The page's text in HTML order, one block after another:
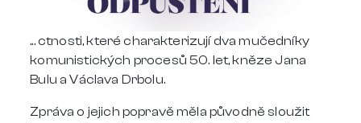
... ctnosti, které charakterizují dva mučedníky
komunistických procesů 50. let, kněze Jana
Bulu a Václava Drbolu.
Zpráva o jejich popravě měla původně sloužit